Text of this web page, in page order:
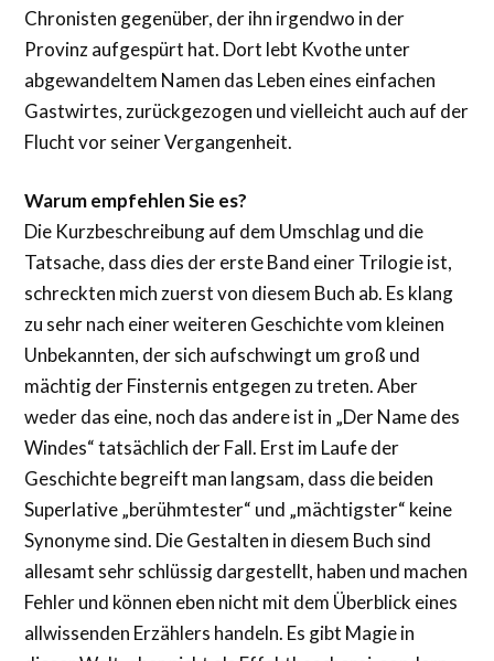
Chronisten gegenüber, der ihn irgendwo in der
Provinz aufgespürt hat. Dort lebt Kvothe unter
abgewandeltem Namen das Leben eines einfachen
Gastwirtes, zurückgezogen und vielleicht auch auf der
Flucht vor seiner Vergangenheit.
Warum empfehlen Sie es?
Die Kurzbeschreibung auf dem Umschlag und die
Tatsache, dass dies der erste Band einer Trilogie ist,
schreckten mich zuerst von diesem Buch ab. Es klang
zu sehr nach einer weiteren Geschichte vom kleinen
Unbekannten, der sich aufschwingt um groß und
mächtig der Finsternis entgegen zu treten. Aber
weder das eine, noch das andere ist in „Der Name des
Windes“ tatsächlich der Fall. Erst im Laufe der
Geschichte begreift man langsam, dass die beiden
Superlative „berühmtester“ und „mächtigster“ keine
Synonyme sind. Die Gestalten in diesem Buch sind
allesamt sehr schlüssig dargestellt, haben und machen
Fehler und können eben nicht mit dem Überblick eines
allwissenden Erzählers handeln. Es gibt Magie in